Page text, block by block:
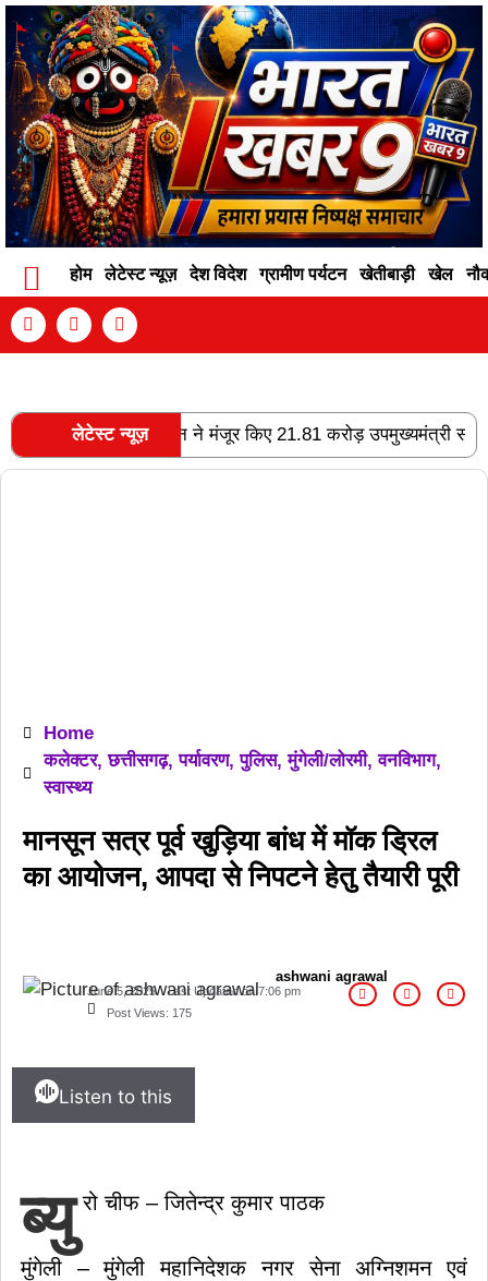
होम लेटेस्ट न्यूज़ देश विदेश ग्रामीण पर्यटन खेतीबाड़ी खेल
लेटेस्ट न्यूज़
फोरलेन, राज्य शासन ने मंजूर किए 21.81 करोड़ उपमुख्यमंत्री साव के
RECENT POSTS
Home
कलेक्टर,छत्तीसगढ़,पर्यावरण,पुलिस,मुंगेली/लोरमी,वनविभाग,
स्वास्थ्य
मानसून सत्र पूर्व खुड़िया बांध में मॉक ड्रिल
का आयोजन, आपदा से निपटने हेतु तैयारी पूरी
ashwani agrawal
June 5, 2025 Last Updated on 7:06 pm
Post Views: 175
Listen to this
ब्यु रो चीफ – जितेन्द्र कुमार पाठक
मुंगेली – मुंगेली महानिदेशक नगर सेना अग्निशमन एवं